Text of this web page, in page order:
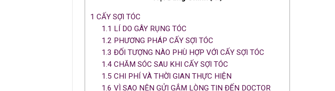
1 CẤY SỢI TÓC
1.1 LÍ DO GÂY RỤNG TÓC
1.2 PHƯƠNG PHÁP CẤY SỢI TÓC
1.3 ĐỐI TƯỢNG NÀO PHÙ HỢP VỚI CẤY SỢI TÓC
1.4CHĂM SÓC SAU KHI CẤY SỢI TÓC
1.5 CHI PHÍ VÀ THỜI GIAN THỰC HIỆN
1.6 VÌ SAO NÊN GỬI GẮM LÒNG TIN ĐẾN DOCTOR